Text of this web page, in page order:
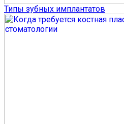
Типы зубных имплантатов